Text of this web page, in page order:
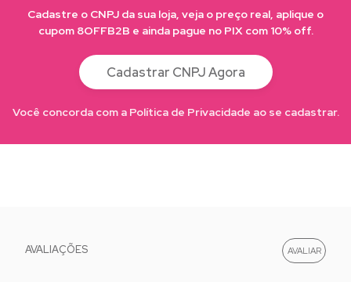
Cadastre o CNPJ da sua loja, veja o preço real, aplique o
cupom 8OFFB2B e ainda pague no PIX com 10% off.
Cadastrar CNPJ Agora
Você concorda com a Política de Privacidade ao se cadastrar.
AVALIAÇÕES